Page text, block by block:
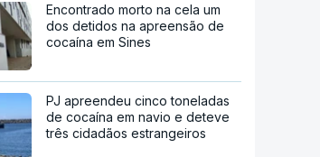
Encontrado morto na cela um
dos detidos na apreensão de
cocaína em Sines
PJ apreendeu cinco toneladas
de cocaína em navio e deteve
três cidadãos estrangeiros